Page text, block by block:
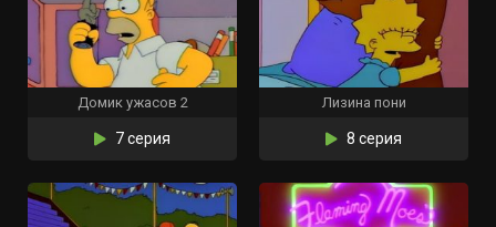
Домик ужасов 2
7 серия
Лизина пони
8 серия